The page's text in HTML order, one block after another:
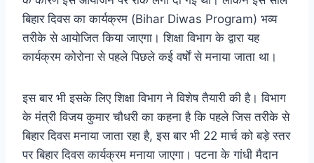
बिहार दिवस का कार्यक्रम (Bihar Diwas Program) भव्य
तरीके से आयोजित किया जाएगा। शिक्षा विभाग के द्वारा यह
कार्यक्रम कोरोना से पहले पिछले कई वर्षों से मनाया जाता था।
इस बार भी इसके लिए शिक्षा विभाग ने विशेष तैयारी की है। विभाग
के मंत्री विजय कुमार चौधरी का कहना है कि पहले जिस तरीके से
बिहार दिवस मनाया जाता रहा है, इस बार भी 22 मार्च को बड़े स्तर
पर बिहार दिवस कार्यक्रम मनाया जाएगा। पटना के गांधी मैदान